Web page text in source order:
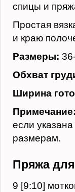
спицы и
Простая
и краю
Размеры:
Обхват
Ширина
Примечание:
если
размерам.
Пряжа
9 [9:10]